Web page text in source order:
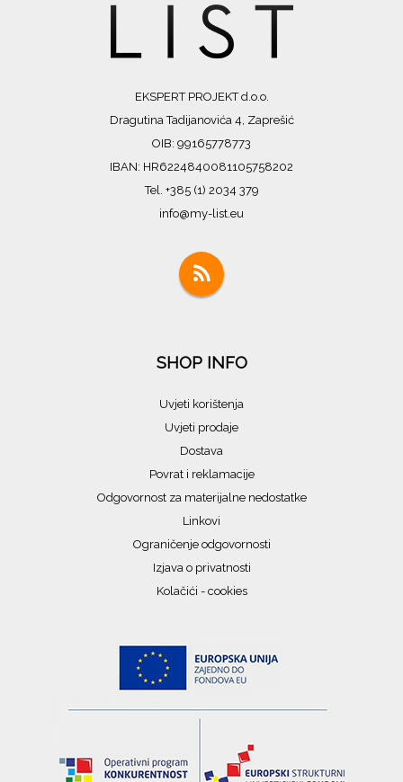
EKSPERT PROJEKT d.o.o.
Dragutina Tadijanovića 4, Zaprešić
OIB: 99165778773
IBAN: HR6224840081105758202
Tel. +385 (1) 2034 379
info@my-list.eu
SHOP INFO
Uvjeti korištenja
Uvjeti prodaje
Dostava
Povrat i reklamacije
Odgovornost za materijalne nedostatke
Linkovi
Ograničenje odgovornosti
Izjava o privatnosti
Kolačići - cookies